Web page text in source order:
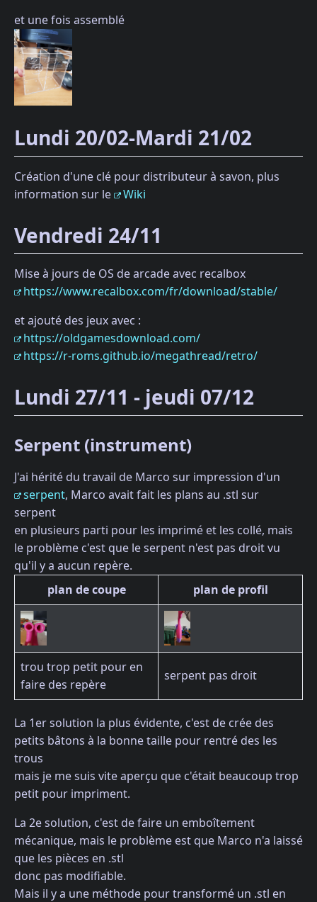
et une fois assemblé
Lundi 20/02-Mardi 21/02
Création d'une clé pour distributeur à savon, plus
information sur le
Wiki
Vendredi 24/11
Mise à jours de OS de arcade avec recalbox
https://www.recalbox.com/fr/download/stable/
et ajouté des jeux avec :
https://oldgamesdownload.com/
https://r-roms.github.io/megathread/retro/
Lundi 27/11 - jeudi 07/12
Serpent (instrument)
J'ai hérité du travail de Marco sur impression d'un
serpent, Marco avait fait les plans au .stl sur
serpent
en plusieurs parti pour les imprimé et les collé, mais
le problème c'est que le serpent n'est pas droit vu
qu'il y a aucun repère.
plan de coupe
plan de profil
trou trop petit pour en
faire des repère
serpent pas droit
La 1er solution la plus évidente, c'est de crée des
petits bâtons à la bonne taille pour rentré des les
trous
mais je me suis vite aperçu que c'était beaucoup trop
petit pour impriment.
La 2e solution, c'est de faire un emboîtement
mécanique, mais le problème est que Marco n'a laissé
que les pièces en .stl
donc pas modifiable.
Mais il y a une méthode pour transformé un .stl en